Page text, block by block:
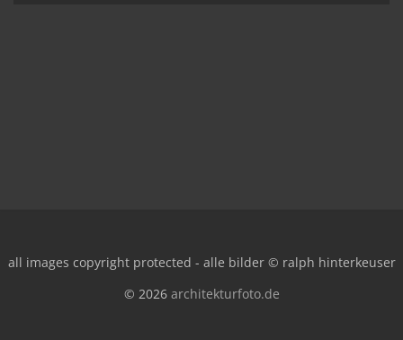
all images copyright protected - alle bilder © ralph hinterkeuser
© 2026 architekturfoto.de